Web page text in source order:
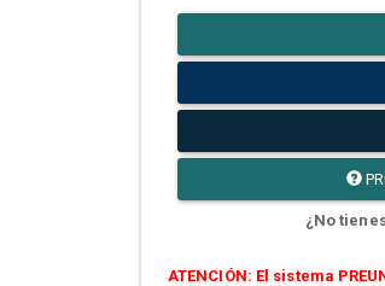
¿No
ATENCIÓN: El sistema